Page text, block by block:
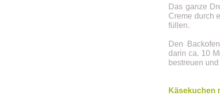
Das ganze
Creme durch
füllen.
Den
darin ca. 10
bestreuen
Käsekuchen